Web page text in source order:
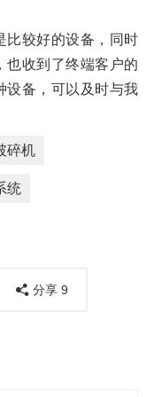
比较好的设备，同时
也收到了终端客户的
设备，可以及时与我
碎机
统
分享 9